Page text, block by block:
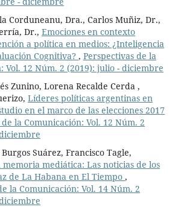
Corduneanu, Dra., Carlos Muñiz, Dr.,
Dr., Emociones en contexto
a política en medios: ¿Inteligencia
Cognitiva? , Perspectivas de la
Vol. 12 Núm. 2 (2019): julio - diciembre
Zunino, Lorena Recalde Cerda ,
Líderes políticas argentinas en
en el marco de las elecciones 2017
la Comunicación: Vol. 12 Núm. 2
Suárez, Francisco Tagle,
mediática: Las noticias de los
de La Habana en El Tiempo ,
la Comunicación: Vol. 14 Núm. 2